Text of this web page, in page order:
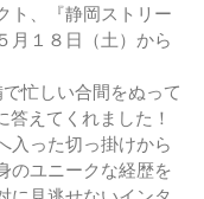
ト、『静岡ストリー
月１８日（土）から
忙しい合間をぬって
えてくれました！
入った切っ掛けから
のユニークな経歴を